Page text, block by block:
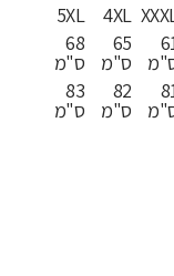
5XL
68
ס"מ
83
ס"מ
4XL
65
ס"מ
82
ס"מ